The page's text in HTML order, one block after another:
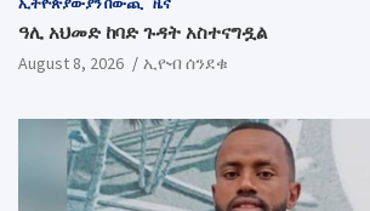
ዓሊ አህመድ ከባድ ጉዳት አስተናግዷል
August 8, 2026 ኢዮብ ሰንደቁ